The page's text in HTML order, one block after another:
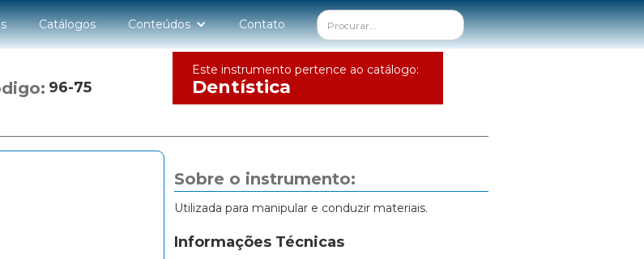
Catálogos Conteúdos Contato
96-75
Este instrumento pertence ao catálogo:
Dentística
Sobre o instrumento:
Utilizada para manipular e conduzir materiais.
Informações Técnicas